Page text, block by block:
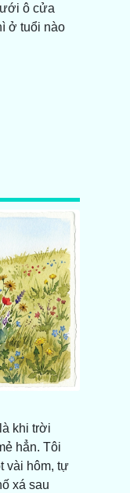
ô cửa
ở tuổi nào
khi trời
hẳn. Tôi
vài hôm, tự
xá sau